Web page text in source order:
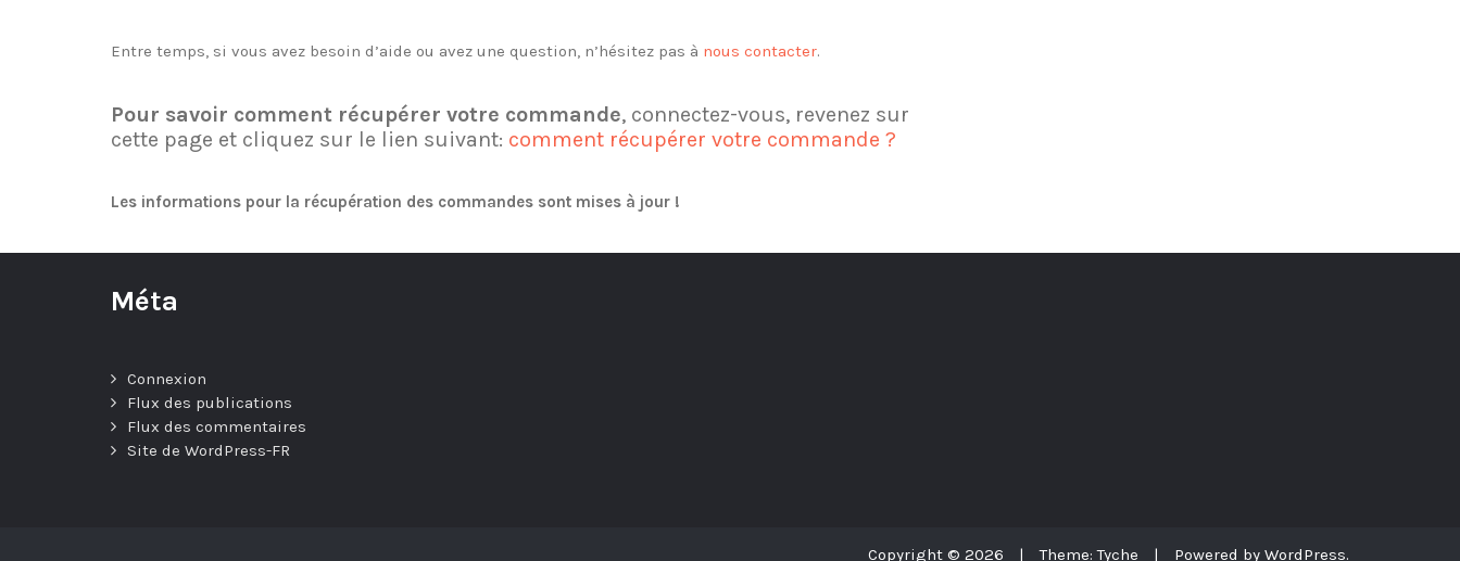
Entre temps, si vous avez besoin d’aide ou avez une question, n’hésitez pas à nous contacter.
Pour savoir comment récupérer votre commande, connectez-vous, revenez sur
cette page et cliquez sur le lien suivant: comment récupérer votre commande ?
Les informations pour la récupération des commandes sont mises à jour !
Méta
Connexion
Flux des publications
Flux des commentaires
Site de WordPress-FR
Copyright © 2026 | Theme: Tyche | Powered by WordPress.